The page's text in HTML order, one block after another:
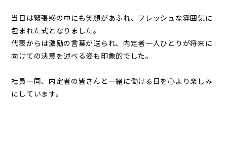
当日は緊張感の中にも笑顔があふれ、フレッシュな雰囲気に
包まれた式となりました。
代表からは激励の言葉が送られ、内定者一人ひとりが将来に
向けての決意を述べる姿も印象的でした。
社員一同、内定者の皆さんと一緒に働ける日を心より楽しみ
にしています。